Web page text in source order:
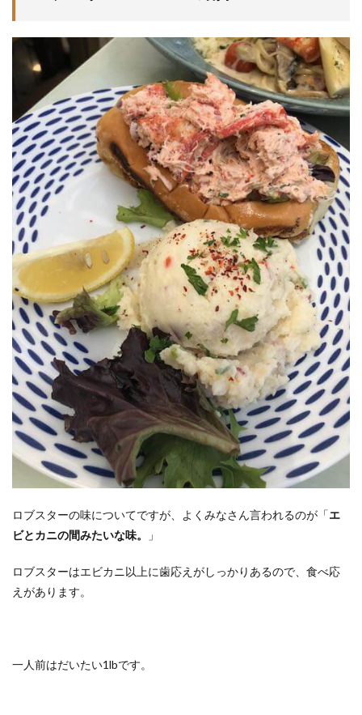
ロブスターの味についてですが、よくみなさん言われるのが「エ
ビとカニの間みたいな味。
」
ロブスターはエビカニ以上に歯応えがしっかりあるので、食べ応
えがあります。
一人前はだいたい1lbです。